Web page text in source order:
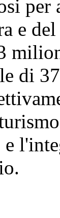
per
e
di
e